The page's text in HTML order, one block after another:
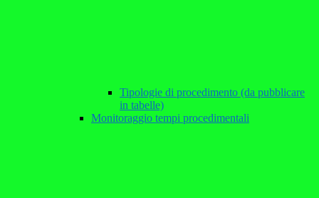
Tipologie di procedimento (da pubblicare
in tabelle)
Monitoraggio tempi procedimentali